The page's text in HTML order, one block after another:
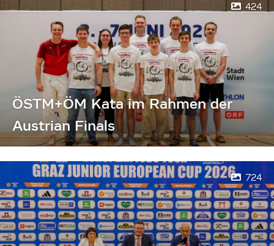
424
ÖSTM+ÖM Kata im Rahmen der
Austrian Finals
724